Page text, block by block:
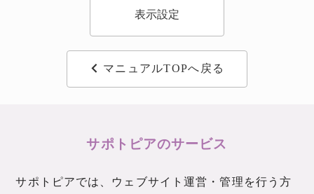
表示設定
マニュアルTOPへ戻る
サポトピアのサービス
サポトピアでは、ウェブサイト運営・管理を行う方